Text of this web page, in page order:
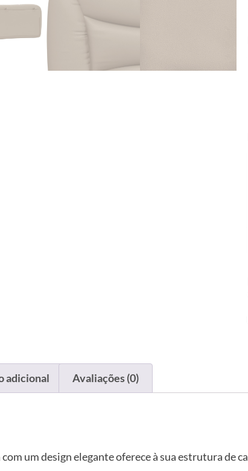
adicional Avaliações (0)
um design elegante oferece à sua estrutura de